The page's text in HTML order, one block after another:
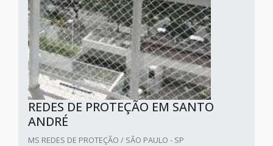
REDES DE PROTEÇÃO EM SANTO
ANDRÉ
MS REDES DE PROTEÇÃO / SÃO PAULO - SP